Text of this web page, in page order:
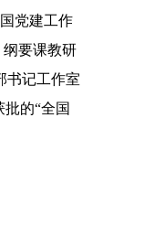
党建工作
纲要课教研
书记工作室
的“全国